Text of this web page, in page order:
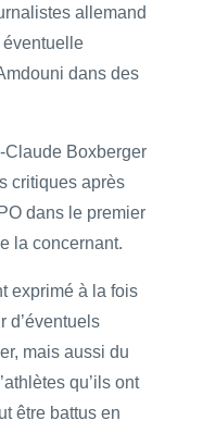
allemand
éventuelle
dans des
Claude Boxberger
critiques après
dans le premier
la concernant.
exprimé à la fois
d’éventuels
mais aussi du
qu’ils ont
être battus en